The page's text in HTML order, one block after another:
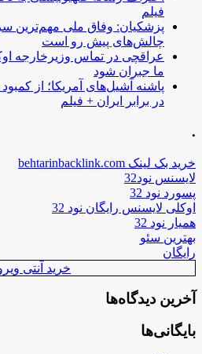
فیلم
پزشکیان: وفاق ملی مهم‌ترین
چالش‌های پیش رو است
عراقچی در تماس وزیرخارجه
ما جبران شود
پاشنه آشیل‌های آمریکا؛ از
در برابر ایران + فیلم
.
خرید بک لینک behtarinbacklink.com
لایسنس نود32
پسورد نود 32
اوکلی لایسنس رایگان نود 32
همیار نود 32
بهترین سئو
رایگان
خرید آنتی
آخرین دیدگاه‌ها
بایگانی‌ها